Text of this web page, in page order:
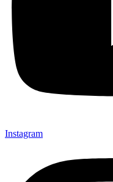
Instagram